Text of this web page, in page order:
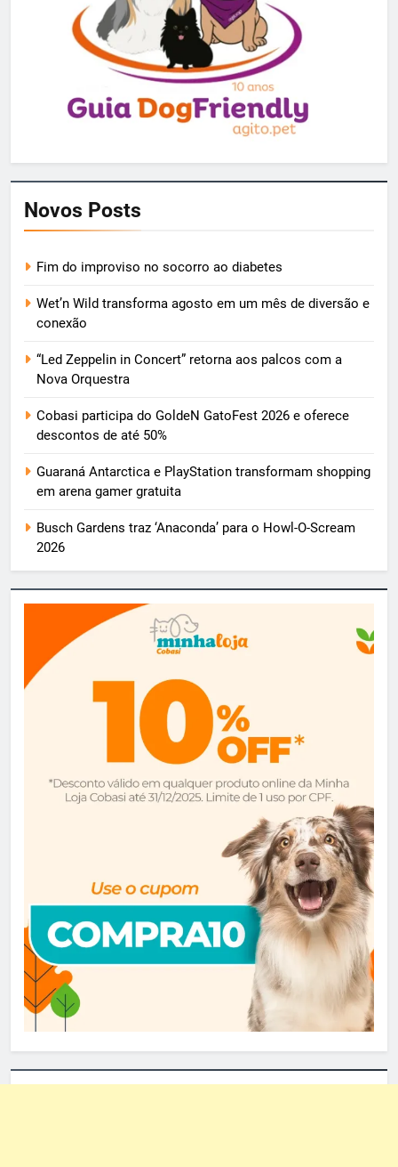
Novos Posts
Fim do improviso no socorro ao diabetes
Wet’n Wild transforma agosto em um mês de diversão e
conexão
“Led Zeppelin in Concert” retorna aos palcos com a
Nova Orquestra
Cobasi participa do GoldeN GatoFest 2026 e oferece
descontos de até 50%
Guaraná Antarctica e PlayStation transformam shopping
em arena gamer gratuita
Busch Gardens traz ‘Anaconda’ para o Howl-O-Scream
2026